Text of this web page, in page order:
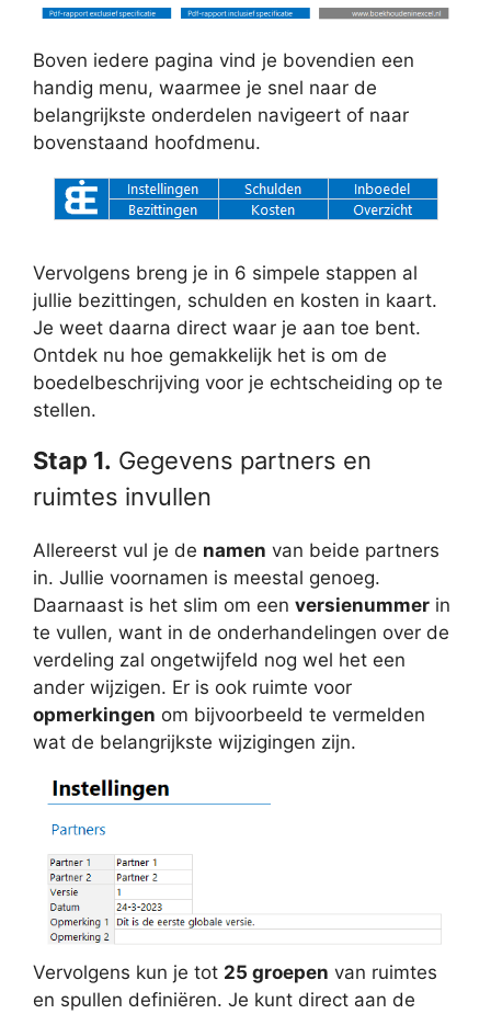
Boven iedere pagina vind je bovendien een
handig menu, waarmee je snel naar de
belangrijkste onderdelen navigeert of naar
bovenstaand hoofdmenu.
Vervolgens breng je in 6 simpele stappen al
jullie bezittingen, schulden en kosten in kaart.
Je weet daarna direct waar je aan toe bent.
Ontdek nu hoe gemakkelijk het is om de
boedelbeschrijving voor je echtscheiding op te
stellen.
Stap 1. Gegevens partners en
ruimtes invullen
Allereerst vul je de namen van beide partners
in. Jullie voornamen is meestal genoeg.
Daarnaast is het slim om een versienummer in
te vullen, want in de onderhandelingen over de
verdeling zal ongetwijfeld nog wel het een
ander wijzigen. Er is ook ruimte voor
opmerkingen om bijvoorbeeld te vermelden
wat de belangrijkste wijzigingen zijn.
Vervolgens kun je tot 25 groepen van ruimtes
en spullen definiëren. Je kunt direct aan de